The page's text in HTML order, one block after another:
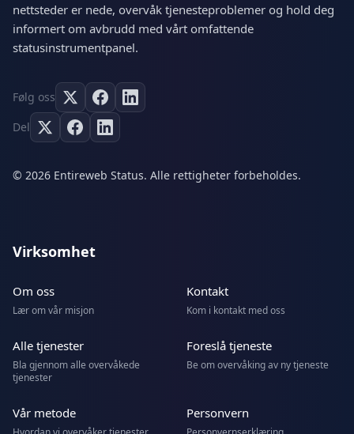
nettsteder er nede, overvåk tjenesteproblemer og hold deg
informert om avbrudd med vårt omfattende
statusinstrumentpanel.
Følg oss
Del
© 2026 Entireweb Status. Alle rettigheter forbeholdes.
Virksomhet
Om oss
Lær om vår misjon
Kontakt
Kom i kontakt med oss
Alle tjenester
Bla gjennom alle overvåkede
tjenester
Foreslå tjeneste
Be om overvåking av ny tjeneste
Vår metode Personvern